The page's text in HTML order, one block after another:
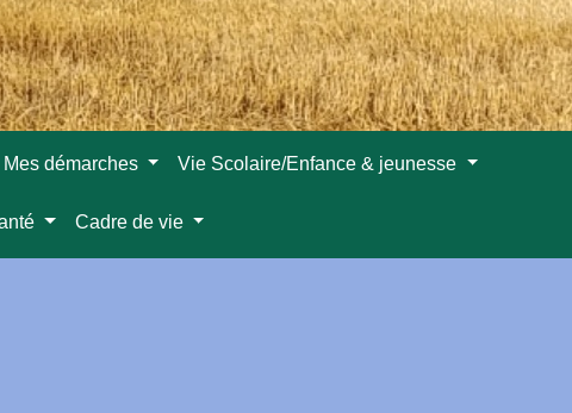
Mes démarches Vie Scolaire/Enfance & jeunesse
Cadre de vie